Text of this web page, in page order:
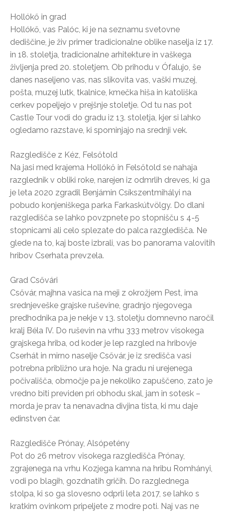
Hollókő in grad
Hollókő, vas Palóc, ki je na seznamu svetovne
dediščine, je živ primer tradicionalne oblike naselja iz 17.
in 18. stoletja, tradicionalne arhitekture in vaškega
življenja pred 20. stoletjem. Ob prihodu v Ófalujo, še
danes naseljeno vas, nas slikovita vas, vaški muzej,
pošta, muzej lutk, tkalnice, kmečka hiša in katoliška
cerkev popeljejo v prejšnje stoletje. Od tu nas pot
Castle Tour vodi do gradu iz 13. stoletja, kjer si lahko
ogledamo razstave, ki spominjajo na srednji vek.
Razgledišče z Kéz, Felsőtold
Na jasi med krajema Hollókő in Felsőtold se nahaja
razglednik v obliki roke, narejen iz odmrlih dreves, ki ga
je leta 2020 zgradil Benjámin Csíkszentmihályi na
pobudo konjeniškega parka Farkaskútvölgy. Do dlani
razgledišča se lahko povzpnete po stopnišču s 4-5
stopnicami ali celo splezate do palca razgledišča. Ne
glede na to, kaj boste izbrali, vas bo panorama valovitih
hribov Cserhata prevzela.
Grad Csővári
Csővár, majhna vasica na meji z okrožjem Pest, ima
srednjeveške grajske ruševine, gradnjo njegovega
predhodnika pa je nekje v 13. stoletju domnevno naročil
kralj Béla IV. Do ruševin na vrhu 333 metrov visokega
grajskega hriba, od koder je lep razgled na hribovje
Cserhát in mirno naselje Csővár, je iz središča vasi
potrebna približno ura hoje. Na gradu ni urejenega
počivališča, območje pa je nekoliko zapuščeno, zato je
vredno biti previden pri obhodu skal, jam in sotesk –
morda je prav ta nenavadna divjina tista, ki mu daje
edinstven čar.
Razgledišče Prónay, Alsópetény
Pot do 26 metrov visokega razgledišča Prónay,
zgrajenega na vrhu Kozjega kamna na hribu Romhányi,
vodi po blagih, gozdnatih gričih. Do razglednega
stolpa, ki so ga slovesno odprli leta 2017, se lahko s
kratkim ovinkom pripeljete z modre poti. Naj vas ne